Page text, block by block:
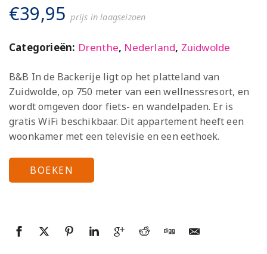
€39,95 prijs in laagseizoen
Categorieën: Drenthe, Nederland, Zuidwolde
B&B In de Backerije ligt op het platteland van
Zuidwolde, op 750 meter van een wellnessresort, en
wordt omgeven door fiets- en wandelpaden. Er is
gratis WiFi beschikbaar. Dit appartement heeft een
woonkamer met een televisie en een eethoek.
BOEKEN